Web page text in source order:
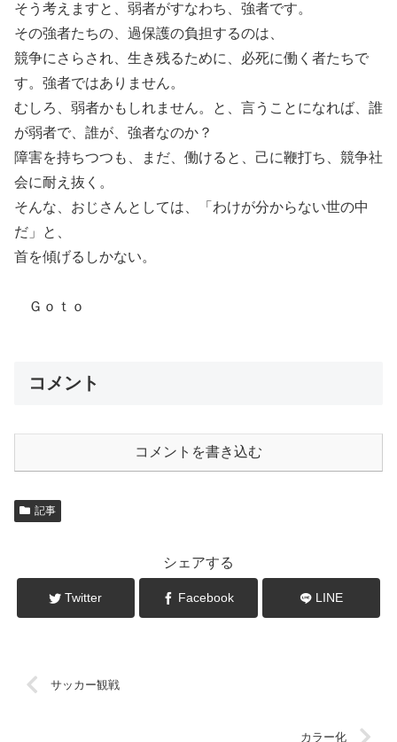
そう考えますと、弱者がすなわち、強者です。
その強者たちの、過保護の負担するのは、
競争にさらされ、生き残るために、必死に働く者たちで
す。強者ではありません。
むしろ、弱者かもしれません。と、言うことになれば、誰
が弱者で、誰が、強者なのか？
障害を持ちつつも、まだ、働けると、己に鞭打ち、競争社
会に耐え抜く。
そんな、おじさんとしては、「わけが分からない世の中
だ」と、
首を傾げるしかない。
Ｇｏｔｏ
コメント
コメントを書き込む
記事
シェアする
Twitter Facebook LINE
サッカー観戦
カラー化